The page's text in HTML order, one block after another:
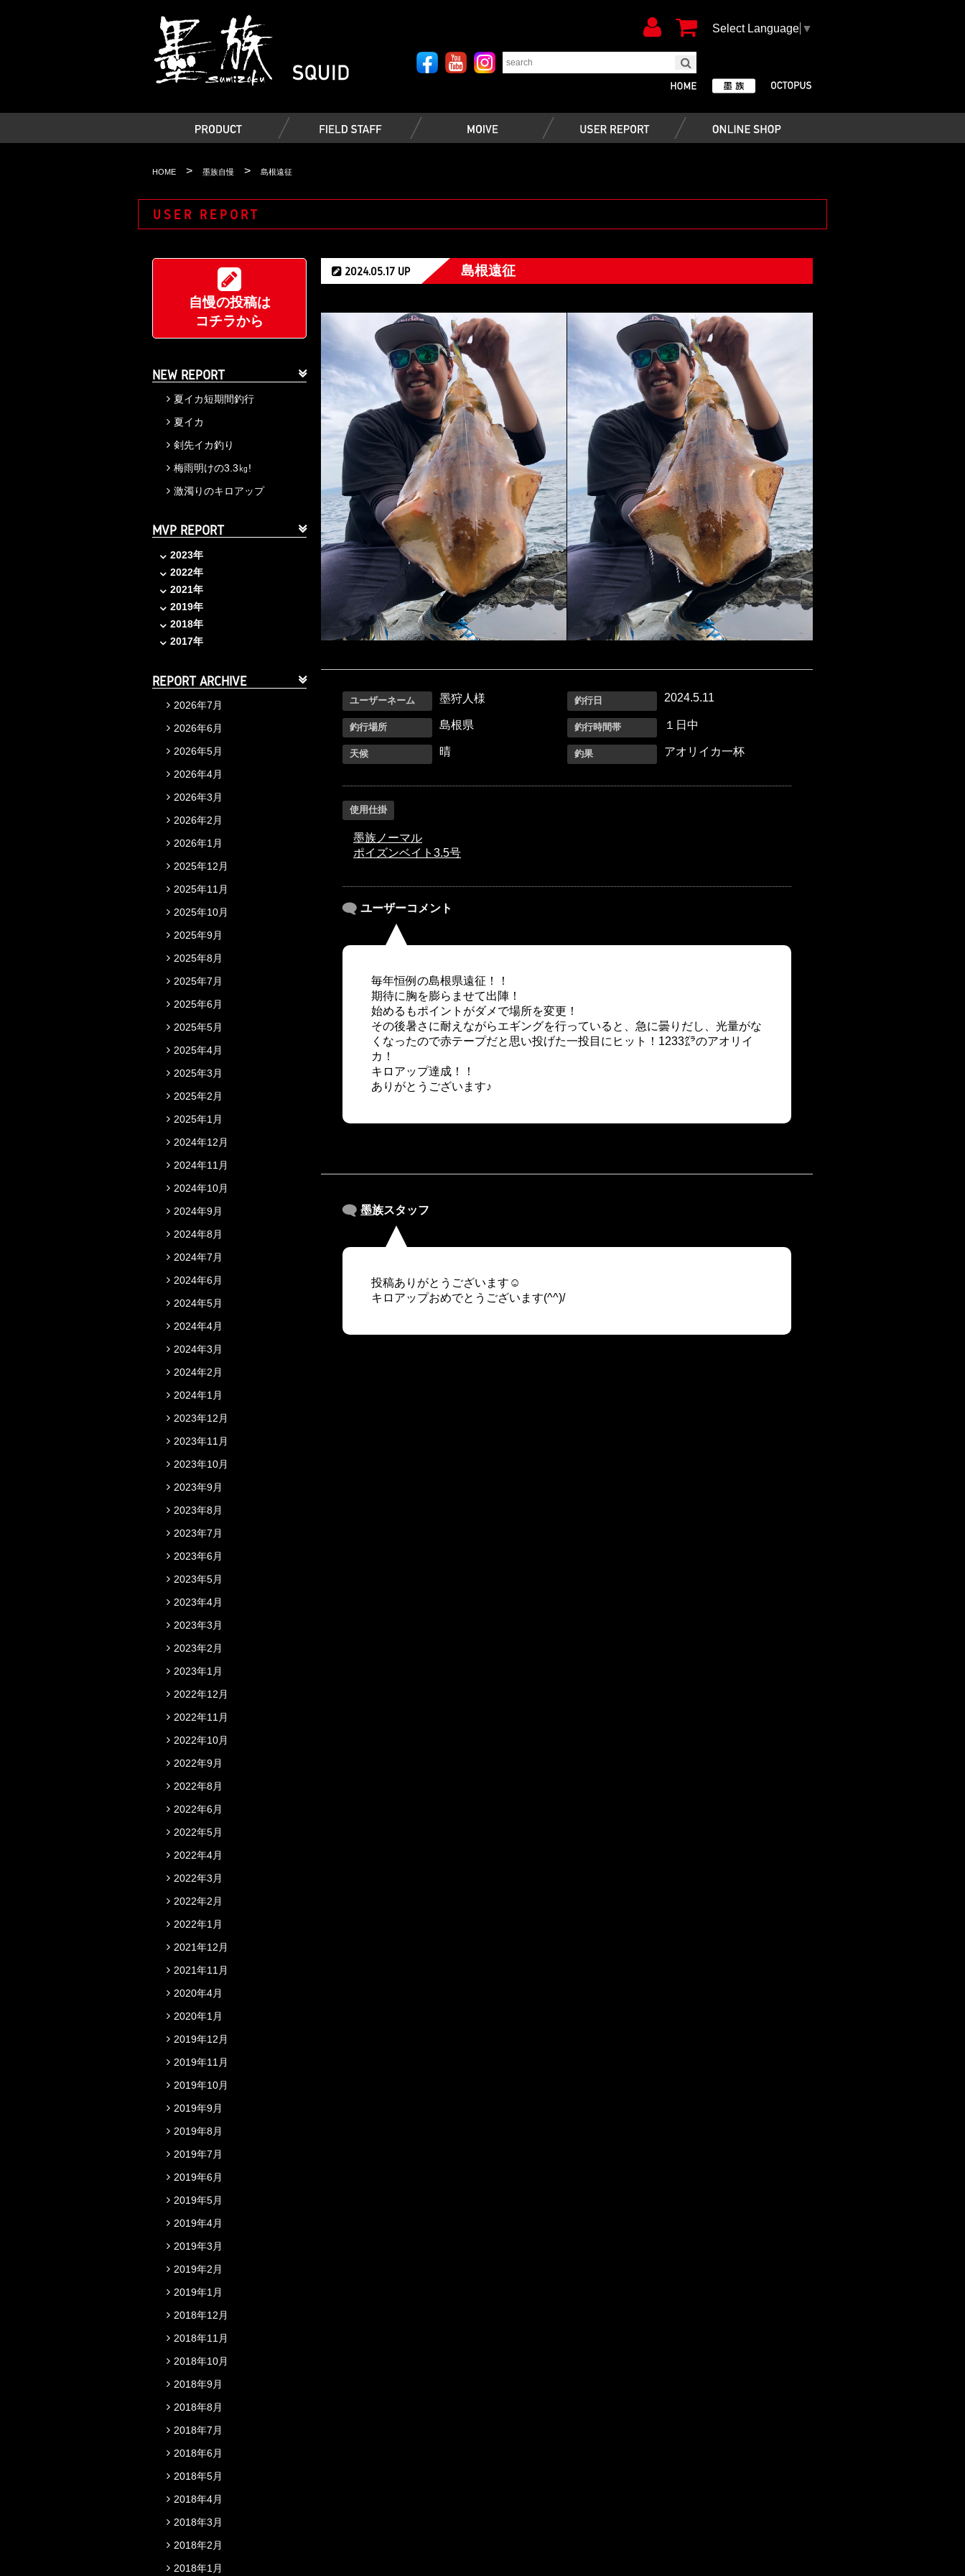
Select Language ▼
HOME > 墨族自慢 > 島根遠征
USER REPORT
自慢の投稿は
コチラから
NEW REPORT
夏イカ短期間釣行
夏イカ
剣先イカ釣り
梅雨明けの3.3㎏!
激濁りのキロアップ
MVP REPORT
2023年
2022年
2021年
2019年
2018年
2017年
REPORT ARCHIVE
2026年7月
2026年6月
2026年5月
2026年4月
2026年3月
2026年2月
2026年1月
2025年12月
2025年11月
2025年10月
2025年9月
2025年8月
2025年7月
2025年6月
2025年5月
2025年4月
2025年3月
2025年2月
2025年1月
2024年12月
2024年11月
2024年10月
2024年9月
2024年8月
2024年7月
2024年6月
2024年5月
2024年4月
2024年3月
2024年2月
2024年1月
2023年12月
2023年11月
2023年10月
2023年9月
2023年8月
2023年7月
2023年6月
2023年5月
2023年4月
2023年3月
2023年2月
2023年1月
2022年12月
2022年11月
2022年10月
2022年9月
2022年8月
2022年6月
2022年5月
2022年4月
2022年3月
2022年2月
2022年1月
2021年12月
2021年11月
2020年4月
2020年1月
2019年12月
2019年11月
2019年10月
2019年9月
2019年8月
2019年7月
2019年6月
2019年5月
2019年4月
2019年3月
2019年2月
2019年1月
2018年12月
2018年11月
2018年10月
2018年9月
2018年8月
2018年7月
2018年6月
2018年5月
2018年4月
2018年3月
2018年2月
2018年1月
2024.05.17 UP 島根遠征
ユーザーネーム 墨狩人様 釣行日 2024.5.11
釣行場所 島根県 釣行時間帯 １日中
天候 晴 釣果 アオリイカ一杯
使用仕掛
墨族ノーマル
ポイズンベイト3.5号
ユーザーコメント
毎年恒例の島根県遠征！！
期待に胸を膨らませて出陣！
始めるもポイントがダメで場所を変更！
その後暑さに耐えながらエギングを行っていると、急に曇りだし、光量がな
くなったので赤テープだと思い投げた一投目にヒット！1233㌘のアオリイ
カ！
キロアップ達成！！
ありがとうございます♪
墨族スタッフ
投稿ありがとうございます☺
キロアップおめでとうございます(^^)/